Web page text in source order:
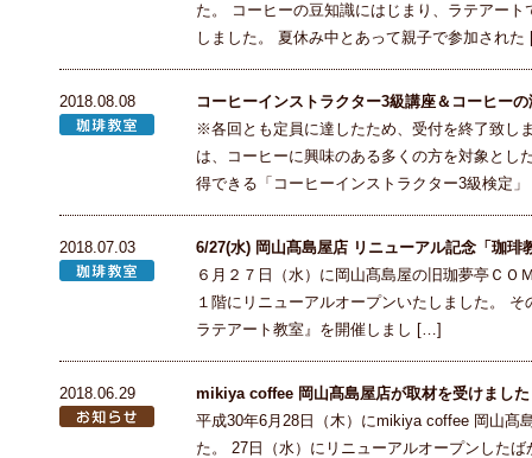
た。 コーヒーの豆知識にはじまり、ラテアー
しました。 夏休み中とあって親子で参加され
2018.08.08
コーヒーインストラクター3級講座＆コーヒー
※各回とも定員に達したため、受付を終了致し
は、コーヒーに興味のある多くの方を対象とし
得できる「コーヒーインストラクター3級検定
2018.07.03
6/27(水) 岡山髙島屋店 リニューアル記念「珈琲
６月２７日（水）に岡山髙島屋の旧珈夢亭Ｃ
１階にリニューアルオープンいたしました。
ラテアート教室』を開催しまし […]
2018.06.29
mikiya coffee 岡山髙島屋店が取材を受けました
平成30年6月28日（木）にmikiya coffee 岡山髙
た。 27日（水）にリニューアルオープンした